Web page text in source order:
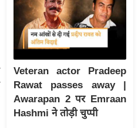
Veteran actor Pradeep
Rawat passes away |
Awarapan 2 पर Emraan
Hashmi ने तोड़ी चुप्पी